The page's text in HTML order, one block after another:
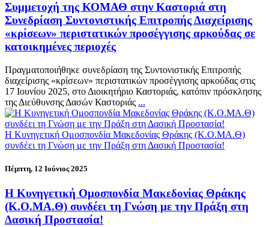
Συμμετοχή της ΚΟΜΑΘ στην Καστοριά στη
Συνεδρίαση Συντονιστικής Επιτροπής Διαχείρισης
«κρίσεων» περιστατικών προσέγγισης αρκούδας σε
κατοικημένες περιοχές
Πραγματοποιήθηκε συνεδρίαση της Συντονιστικής Επιτροπής
διαχείρισης «κρίσεων» περιστατικών προσέγγισης αρκούδας στις
17 Ιουνίου 2025, στο Διοικητήριο Καστοριάς, κατόπιν πρόσκλησης
της Διεύθυνσης Δασών Καστοριάς ...
H Kυνηγετική Ομοσπονδία Μακεδονίας Θράκης (Κ.Ο.ΜΑ.Θ)
συνδέει τη Γνώση με την Πράξη στη Δασική Προστασία!
Πέμπτη, 12 Ιούνιος 2025
H Kυνηγετική Ομοσπονδία Μακεδονίας Θράκης
(Κ.Ο.ΜΑ.Θ) συνδέει τη Γνώση με την Πράξη στη
Δασική Προστασία!